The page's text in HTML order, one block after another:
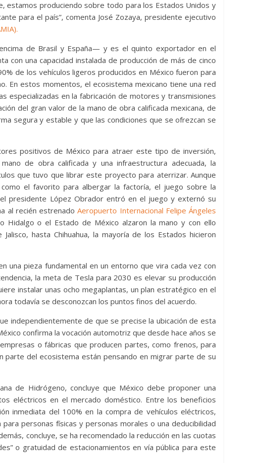
estamos produciendo sobre todo para los Estados Unidos y
para el país”, comenta José Zozaya, presidente ejecutivo
de Brasil y España— y es el quinto exportador en el
con una capacidad instalada de producción de más de cinco
de los vehículos ligeros producidos en México fueron para
En estos momentos, el ecosistema mexicano tiene una red
especializadas en la fabricación de motores y transmisiones
del gran valor de la mano de obra calificada mexicana, de
segura y estable y que las condiciones que se ofrezcan se
positivos de México para atraer este tipo de inversión,
de obra calificada y una infraestructura adecuada, la
que tuvo que librar este proyecto para aterrizar. Aunque
el favorito para albergar la factoría, el juego sobre la
presidente López Obrador entró en el juego y externó su
al recién estrenadoAeropuerto Internacional Felipe Ángeles
Hidalgo o el Estado de México alzaron la mano y con ello
hasta Chihuahua, la mayoría de los Estados hicieron
una pieza fundamental en un entorno que vira cada vez con
la meta de Tesla para 2030 es elevar su producción
instalar unas ocho megaplantas, un plan estratégico en el
todavía se desconozcan los puntos finos del acuerdo.
independientemente de que se precise la ubicación de esta
confirma la vocación automotriz que desde hace años se
o fábricas que producen partes, como frenos, para
parte del ecosistema están pensando en migrar parte de su
de Hidrógeno, concluye que México debe proponer una
eléctricos en el mercado doméstico. Entre los beneficios
inmediata del 100% en la compra de vehículos eléctricos,
personas físicas y personas morales o una deducibilidad
concluye, se ha recomendado la reducción en las cuotas
o gratuidad de estacionamientos en vía pública para este